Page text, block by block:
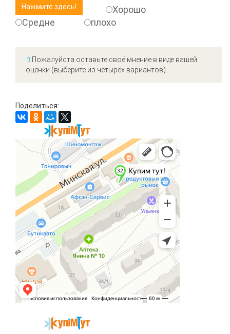
Хорошо
Средне
плохо
⇧ Пожалуйста оставьте своё мнение в виде вашей
оценки (выберите из четырёх вариантов).
Поделиться: